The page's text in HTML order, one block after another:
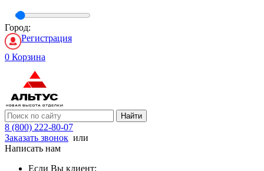
Город:
Регистрация
0 Корзина
Найти
8 (800) 222-80-07
Заказать звонок или
Написать нам
Если Вы клиент: